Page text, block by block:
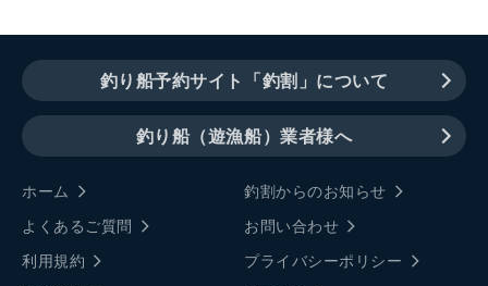
釣り船予約サイト「釣割」について
釣り船（遊漁船）業者様へ
ホーム
釣割からのお知らせ
よくあるご質問
お問い合わせ
利用規約
プライバシーポリシー